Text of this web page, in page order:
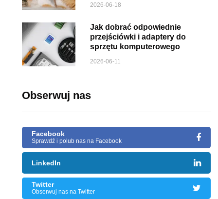
2026-06-18
Jak dobrać odpowiednie
przejściówki i adaptery do
sprzętu komputerowego
2026-06-11
Obserwuj nas
Facebook
Sprawdź i polub nas na Facebook
LinkedIn
Twitter
Obserwuj nas na Twitter